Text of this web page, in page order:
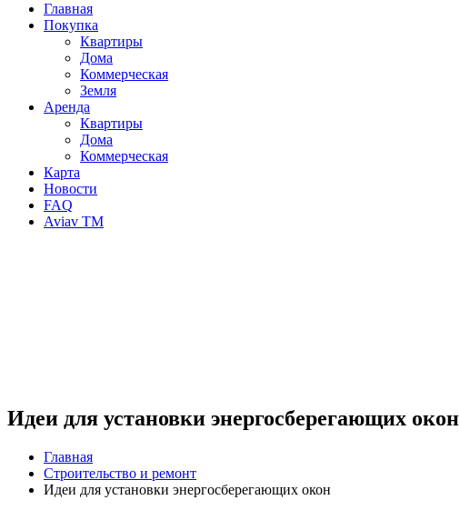
Главная
Покупка
Квартиры
Дома
Коммерческая
Земля
Аренда
Квартиры
Дома
Коммерческая
Карта
Новости
FAQ
Aviav TM
Идеи для установки энергосберегающих окон
Главная
Cтроительство и ремонт
Идеи для установки энергосберегающих окон